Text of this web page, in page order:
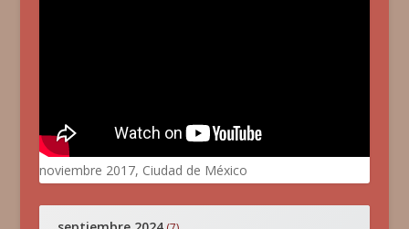
noviembre 2017, Ciudad de México